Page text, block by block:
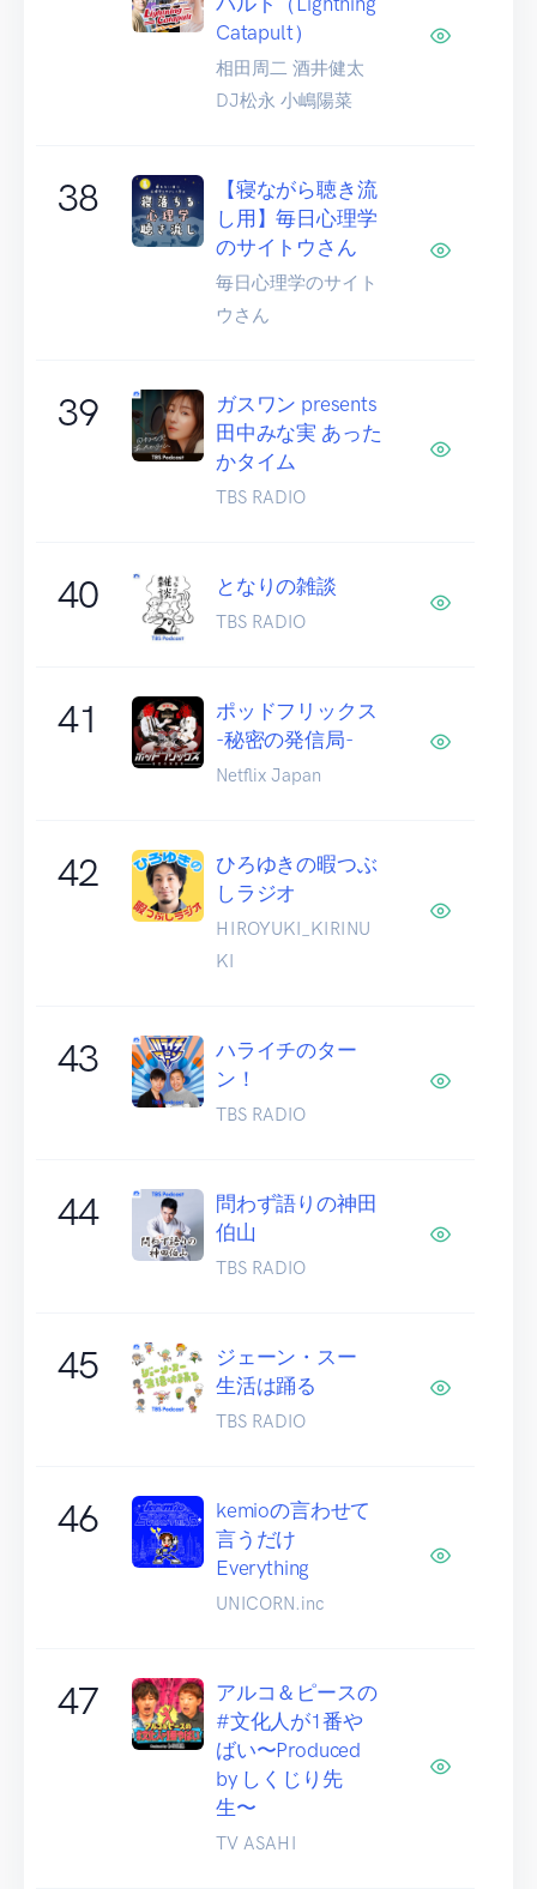
Catapult）
相田周二 酒井健太
DJ松永 小嶋陽菜
38
【寝ながら聴き流
し用】毎日心理学
のサイトウさん
毎日心理学のサイト
ウさん
39
ガスワン presents
田中みな実 あった
かタイム
TBS RADIO
40 となりの雑談
TBS RADIO
41
ポッドフリックス
-秘密の発信局-
Netflix Japan
42
ひろゆきの暇つぶ
しラジオ
HIROYUKI_KIRINU
KI
43
ハライチのター
ン！
TBS RADIO
44
問わず語りの神田
伯山
TBS RADIO
45
ジェーン・スー
生活は踊る
TBS RADIO
46
kemioの言わせて
言うだけ
Everything
UNICORN.inc
47
アルコ＆ピースの
#文化人が1番や
ばい〜Produced
by しくじり先
生〜
TV ASAHI